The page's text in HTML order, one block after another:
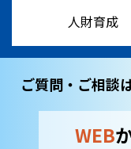
人財育成
ご質問・ご相談
WEB